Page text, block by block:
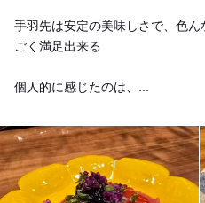
手羽先は安定の美味しさで、色
ごく満足出来る
個人的に感じたのは、...